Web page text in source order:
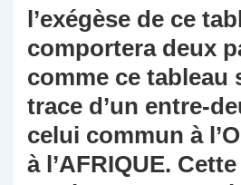
l’exégèse de ce
comportera deux
comme ce tableau
trace d’un entre-
celui commun à
à l’AFRIQUE.